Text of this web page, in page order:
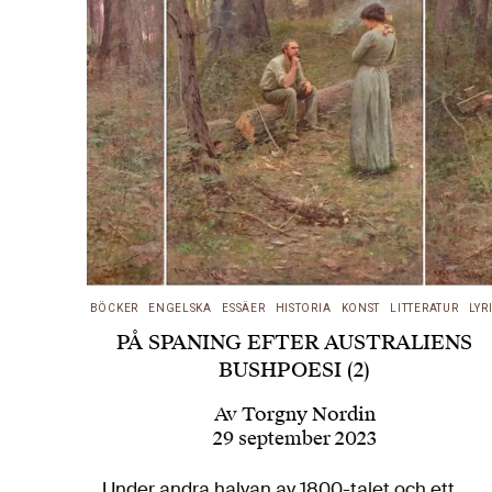
BÖCKER ENGELSKA ESSÄER HISTORIA KONST LITTERATUR
PÅ SPANING EFTER AUSTRALIENS
BUSHPOESI (2)
AvTorgny Nordin
29 september 2023